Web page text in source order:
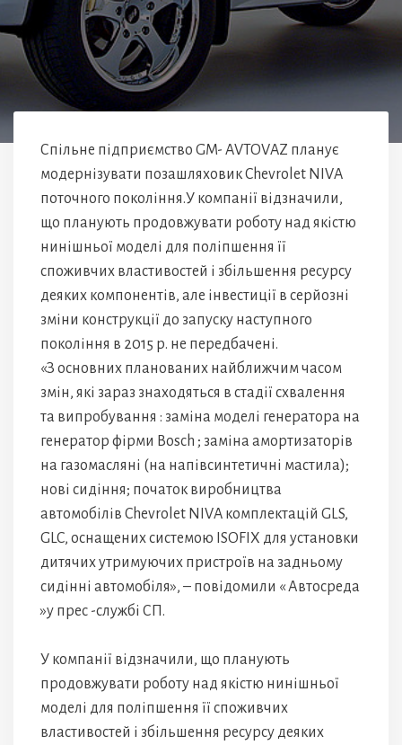
Спільне підприємство GM- AVTOVAZ планує
модернізувати позашляховик Chevrolet NIVA
поточного покоління.У компанії відзначили,
що планують продовжувати роботу над якістю
нинішньої моделі для поліпшення її
споживчих властивостей і збільшення ресурсу
деяких компонентів, але інвестиції в серйозні
зміни конструкції до запуску наступного
покоління в 2015 р. не передбачені.
«З основних планованих найближчим часом
змін, які зараз знаходяться в стадії схвалення
та випробування : заміна моделі генератора на
генератор фірми Bosch ; заміна амортизаторів
на газомасляні (на напівсинтетичні мастила);
нові сидіння; початок виробництва
автомобілів Chevrolet NIVA комплектацій GLS,
GLC, оснащених системою ISOFIX для установки
дитячих утримуючих пристроїв на задньому
сидінні автомобіля», – повідомили « Автосреда
»у прес -службі СП.
У компанії відзначили, що планують
продовжувати роботу над якістю нинішньої
моделі для поліпшення її споживчих
властивостей і збільшення ресурсу деяких